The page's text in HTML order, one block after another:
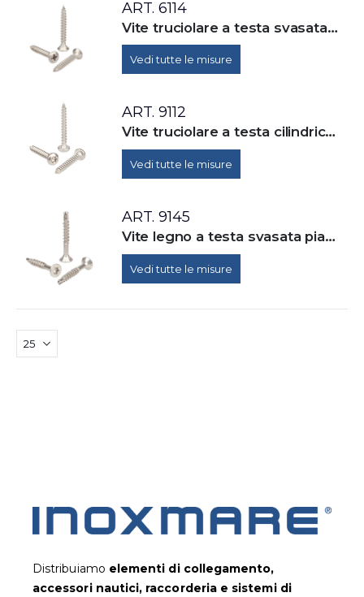
ART. 6114
Vite truciolare a testa svasata con calotta e impronta croce Z (Pozidrive), totalmente filettate
Vedi tutte le misure
ART. 9112
Vite truciolare a testa cilindrica bombata con cava esalobata(TX), totalmente filettate
Vedi tutte le misure
ART. 9145
Vite legno a testa svasata piana con cava esalobata (TX) e punta perforante
Vedi tutte le misure
Distribuiamo elementi di collegamento,
accessori nautici, raccorderia e sistemi di